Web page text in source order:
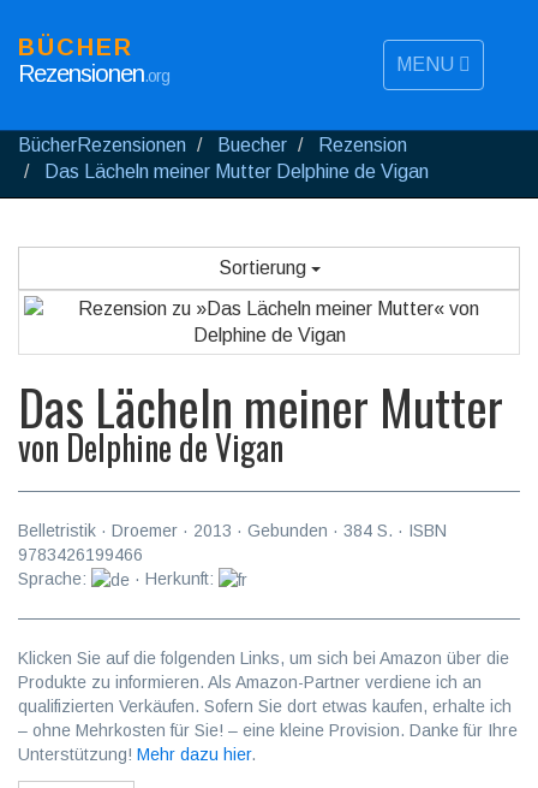
MENU
BÜCHER
Rezensionen.org
BücherRezensionen Buecher
Rezension
Das Lächeln meiner Mutter Delphine de Vigan
Sortierung
Das Lächeln meiner Mutter
von Delphine de Vigan
Belletristik · Droemer · 2013 · Gebunden · 384 S. · ISBN
9783426199466
Sprache:
· Herkunft:
Klicken Sie auf die folgenden Links, um sich bei Amazon über die
Produkte zu informieren. Als Amazon-Partner verdiene ich an
qualifizierten Verkäufen. Sofern Sie dort etwas kaufen, erhalte ich
– ohne Mehrkosten für Sie! – eine kleine Provision. Danke für Ihre
Unterstützung! Mehr dazu hier.